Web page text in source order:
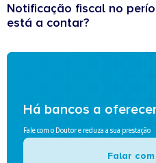
Notificação fiscal no
está a contar?
Há bancos a
Fale com o Doutor e reduza a sua prestação
Falar